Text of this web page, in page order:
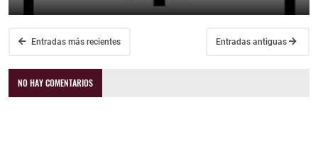
Entradas más recientes Entradas antiguas
NO HAY COMENTARIOS